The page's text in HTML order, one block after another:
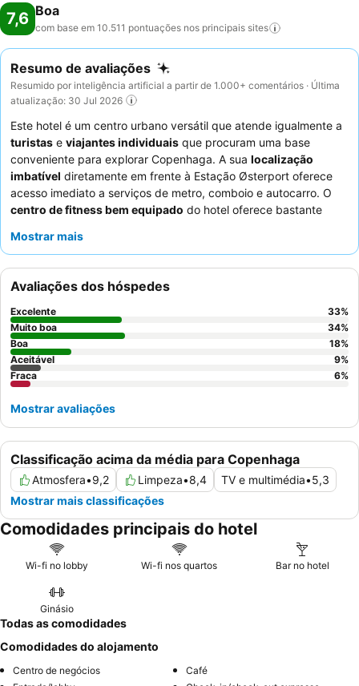
7,6 Boa
com base em 10.511 pontuações nos principais sites
Resumo de avaliações
Resumido por inteligência artificial a partir de 1.000+ comentários · Última
atualização: 30 Jul 2026
Este hotel é um centro urbano versátil que atende igualmente a
turistas e viajantes individuais que procuram uma base
conveniente para explorar Copenhaga. A sua localização
imbatível diretamente em frente à Estação Østerport oferece
acesso imediato a serviços de metro, comboio e autocarro. O
centro de fitness bem equipado do hotel oferece bastante
de pequeno-almoço
sua simpatia e prestabilidade excecionais. Para uma estadia
mais tranquila, escolha um quarto virado para o jardim, pois os
quartos virados para as linhas de comboio podem ter ruído e
vibrações.
Mostrar mais
Classificação acima da média para Copenhaga
Atmosfera•9,2 Limpeza•8,4 TV e multimédia•5,3
Mostrar mais classificações
Avaliações dos hóspedes
Excelente 33%
Muito boa
34%
Boa
18%
Aceitável
9%
Fraca
6%
Mostrar avaliações
Comodidades principais do hotel
Wi-fi no lobby Wi-fi nos quartos Bar no hotel
Ginásio
Todas as comodidades
Comodidades do alojamento
Centro de negócios
Café